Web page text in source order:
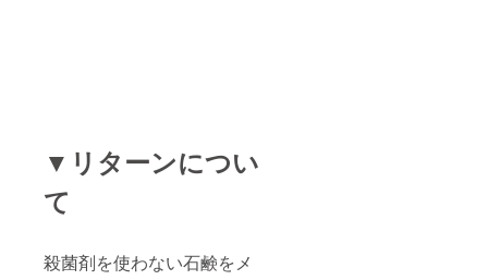
▼リターンについ
て
殺菌剤を使わない石鹸をメ